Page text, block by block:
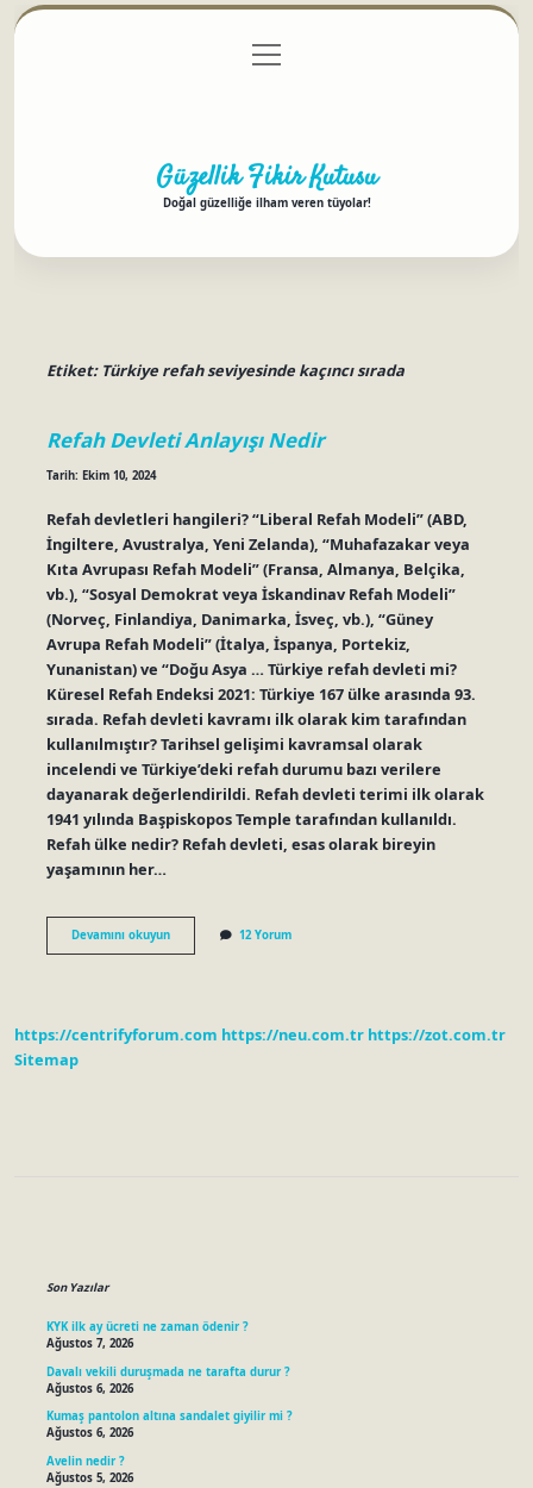
Gizlilik Politikası
menüyü
aç
Güzellik Fikir Kutusu
Doğal güzelliğe ilham veren tüyolar!
Etiket: Türkiye refah seviyesinde kaçıncı sırada
Refah Devleti Anlayışı Nedir
Tarih: Ekim 10, 2024
Refah devletleri hangileri? “Liberal Refah Modeli” (ABD,
İngiltere, Avustralya, Yeni Zelanda), “Muhafazakar veya
Kıta Avrupası Refah Modeli” (Fransa, Almanya, Belçika,
vb.), “Sosyal Demokrat veya İskandinav Refah Modeli”
(Norveç, Finlandiya, Danimarka, İsveç, vb.), “Güney
Avrupa Refah Modeli” (İtalya, İspanya, Portekiz,
Yunanistan) ve “Doğu Asya … Türkiye refah devleti mi?
Küresel Refah Endeksi 2021: Türkiye 167 ülke arasında 93.
sırada. Refah devleti kavramı ilk olarak kim tarafından
kullanılmıştır? Tarihsel gelişimi kavramsal olarak
incelendi ve Türkiye’deki refah durumu bazı verilere
dayanarak değerlendirildi. Refah devleti terimi ilk olarak
1941 yılında Başpiskopos Temple tarafından kullanıldı.
Refah ülke nedir? Refah devleti, esas olarak bireyin
yaşamının her…
Devamını okuyunRefah
Devleti
12 Yorum
https://centrifyforum.com https://neu.com.tr https://zot.com.tr
Sitemap
Son Yazılar
KYK ilk ay ücreti ne zaman ödenir ?
Ağustos 7, 2026
Davalı vekili duruşmada ne tarafta durur ?
Ağustos 6, 2026
Kumaş pantolon altına sandalet giyilir mi ?
Ağustos 6, 2026
Avelin nedir ?
Ağustos 5, 2026